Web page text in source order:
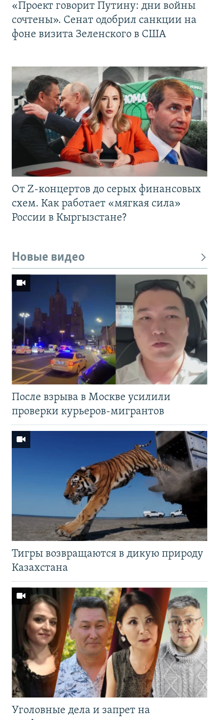
«Проект говорит Путину: дни войны
сочтены». Сенат одобрил санкции на
фоне визита Зеленского в США
От Z-концертов до серых финансовых
схем. Как работает «мягкая сила»
России в Кыргызстане?
Новые видео
После взрыва в Москве усилили
проверки курьеров-мигрантов
Тигры возвращаются в дикую природу
Казахстана
Уголовные дела и запрет на